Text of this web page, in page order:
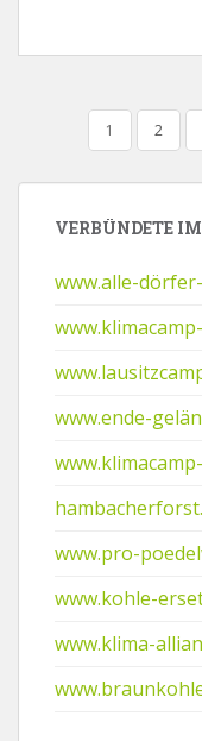
1 2
VERBÜNDETE
www.alle-
www.ende-
www.pro-
www.kohle-
www.klima-